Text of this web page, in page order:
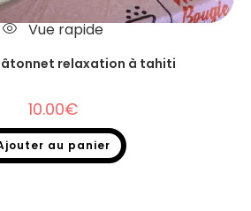
Vue rapide
relaxation à tahiti
10.00€
au panier